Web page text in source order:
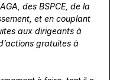
des BSPCE, de la
et en couplant
aux dirigeants à
gratuites à